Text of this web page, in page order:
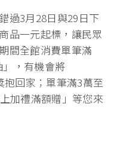
過3月28日與29日下
品一元起標，讓民眾
間全館消費單筆滿
，有機會將
抱回家；單筆滿3萬至
加禮滿額贈」等您來